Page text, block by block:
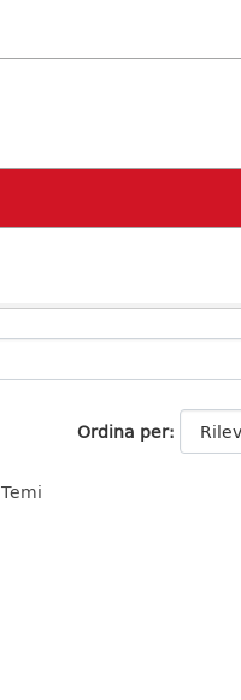
Ordina per
Temi